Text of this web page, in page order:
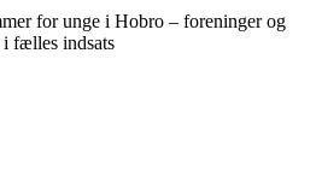
for unge i Hobro – foreninger og
fælles indsats